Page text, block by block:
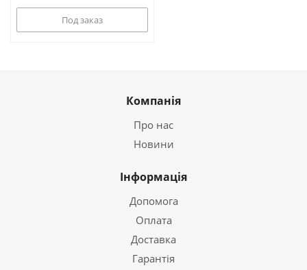
Под заказ
Компанія
Про нас
Новини
Інформація
Допомога
Оплата
Доставка
Гарантія